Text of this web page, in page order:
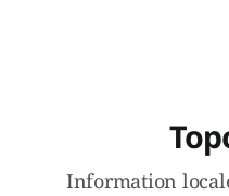
Information